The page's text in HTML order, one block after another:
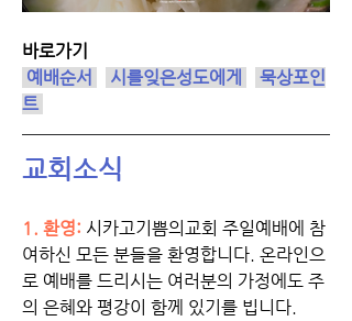
바로가기
예배순서
시를잊은성도에게
묵상포인
트
교회소식
1. 환영: 시카고기쁨의교회 주일예배에 참
여하신 모든 분들을 환영합니다. 온라인으
로 예배를 드리시는 여러분의 가정에도 주
의 은혜와 평강이 함께 있기를 빕니다.